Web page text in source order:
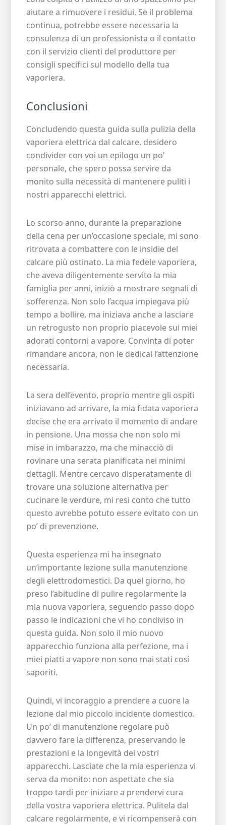
aiutare a rimuovere i residui. Se il problema
continua, potrebbe essere necessaria la
consulenza di un professionista o il contatto
con il servizio clienti del produttore per
consigli specifici sul modello della tua
vaporiera.
Conclusioni
Concludendo questa guida sulla pulizia della
vaporiera elettrica dal calcare, desidero
condivider con voi un epilogo un po’
personale, che spero possa servire da
monito sulla necessità di mantenere puliti i
nostri apparecchi elettrici.
Lo scorso anno, durante la preparazione
della cena per un’occasione speciale, mi sono
ritrovata a combattere con le insidie del
calcare più ostinato. La mia fedele vaporiera,
che aveva diligentemente servito la mia
famiglia per anni, iniziò a mostrare segnali di
sofferenza. Non solo l’acqua impiegava più
tempo a bollire, ma iniziava anche a lasciare
un retrogusto non proprio piacevole sui miei
adorati contorni a vapore. Convinta di poter
rimandare ancora, non le dedicai l’attenzione
necessaria.
La sera dell’evento, proprio mentre gli ospiti
iniziavano ad arrivare, la mia fidata vaporiera
decise che era arrivato il momento di andare
in pensione. Una mossa che non solo mi
mise in imbarazzo, ma che minacciò di
rovinare una serata pianificata nei minimi
dettagli. Mentre cercavo disperatamente di
trovare una soluzione alternativa per
cucinare le verdure, mi resi conto che tutto
questo avrebbe potuto essere evitato con un
po’ di prevenzione.
Questa esperienza mi ha insegnato
un’importante lezione sulla manutenzione
degli elettrodomestici. Da quel giorno, ho
preso l’abitudine di pulire regolarmente la
mia nuova vaporiera, seguendo passo dopo
passo le indicazioni che vi ho condiviso in
questa guida. Non solo il mio nuovo
apparecchio funziona alla perfezione, ma i
miei piatti a vapore non sono mai stati così
saporiti.
Quindi, vi incoraggio a prendere a cuore la
lezione dal mio piccolo incidente domestico.
Un po’ di manutenzione regolare può
davvero fare la differenza, preservando le
prestazioni e la longevità dei vostri
apparecchi. Lasciate che la mia esperienza vi
serva da monito: non aspettate che sia
troppo tardi per iniziare a prendervi cura
della vostra vaporiera elettrica. Pulitela dal
calcare regolarmente, e vi ricompenserà con